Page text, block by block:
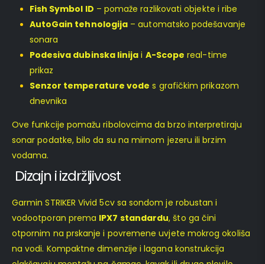
Fish Symbol ID – pomaže razlikovati objekte i ribe
AutoGain tehnologija – automatsko podešavanje
sonara
Podesiva dubinska linija i A-Scope real-time
prikaz
Senzor temperature vode s grafičkim prikazom
dnevnika
Ove funkcije pomažu ribolovcima da brzo interpretiraju
sonar podatke, bilo da su na mirnom jezeru ili brzim
vodama.
Dizajn i izdržljivost
Garmin STRIKER Vivid 5cv sa sondom je robustan i
vodootporan prema IPX7 standardu, što ga čini
otpornim na prskanje i povremene uvjete mokrog okoliša
na vodi. Kompaktne dimenzije i lagana konstrukcija